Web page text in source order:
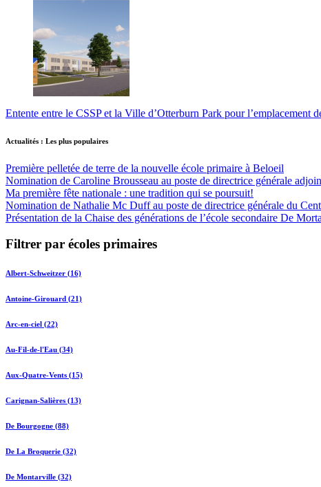
Entente entre le CSSP et la Ville d’Otterburn Park pour l’emplacement
Actualités : Les plus populaires
Première pelletée de terre de la nouvelle école primaire à Beloeil
Nomination de Caroline Brousseau au poste de directrice générale
Ma première fête nationale : une tradition qui se poursuit!
Nomination de Nathalie Mc Duff au poste de directrice générale du
Présentation de la Chaise des générations de l’école secondaire De
Filtrer par écoles primaires
Albert-Schweitzer (16)
Antoine-Girouard (21)
Arc-en-ciel (22)
Au-Fil-de-l'Eau (34)
Aux-Quatre-Vents (15)
Carignan-Salières (13)
De Bourgogne (88)
De La Broquerie (32)
De Montarville (32)